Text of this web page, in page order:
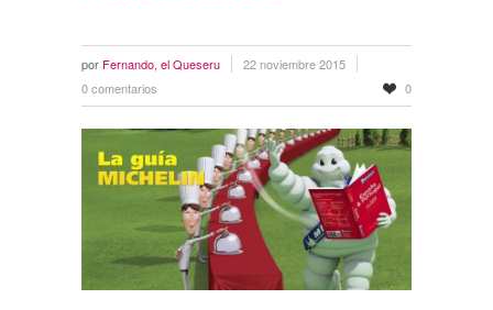
por Fernando, el Queseru
22 noviembre 2015
0 comentarios
0